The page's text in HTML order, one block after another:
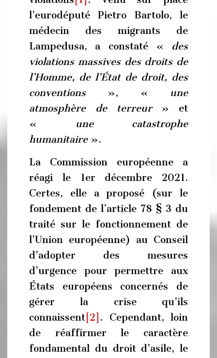
l’eurodéputé Pietro Bartolo, le
médecin des migrants de
Lampedusa, a constaté « des
violations massives des droits de
l’Homme, de l’État de droit, des
conventions», « une
atmosphère de terreur » et
«
une catastrophe
humanitaire».
La Commission européenne a
réagi le 1er décembre 2021.
Certes, elle a proposé (sur le
fondement de l’article 78 § 3 du
traité sur le fonctionnement de
l’Union européenne) au Conseil
d’adopter des mesures
d’urgence pour permettre aux
États européens concernés de
gérer la crise qu’ils
connaissent [2] . Cependant, loin
de réaffirmer le caractère
fondamental du droit d’asile, le